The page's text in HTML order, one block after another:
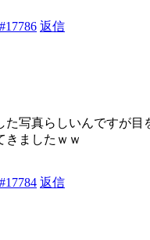
#17786 返信
写真らしいんですが目
きましたｗｗ
#17784 返信